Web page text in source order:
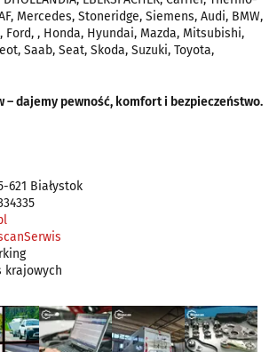
Mercedes, Stoneridge, Siemens, Audi, BMW,
Ford, , Honda, Hyundai, Mazda, Mitsubishi,
Saab, Seat, Skoda, Suzuki, Toyota,
– dajemy pewność, komfort i bezpieczeństwo.
621 Białystok
krajowych